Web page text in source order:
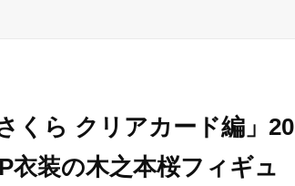
くら クリアカード編」20
衣装の木之本桜フィギュ